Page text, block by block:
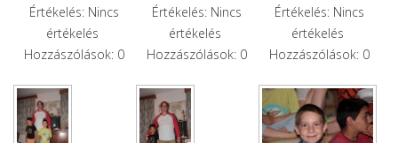
Értékelés: Nincs
értékelés
Hozzászólások: 0
Értékelés: Nincs
értékelés
Hozzászólások: 0
Értékelés: Nincs
értékelés
Hozzászólások: 0